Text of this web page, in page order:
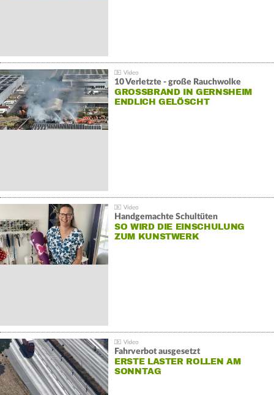
10 Verletzte - große Rauchwolke
GROSSBRAND IN GERNSHEIM E
NDLICH GELÖSCHT
Handgemachte Schultüten
SO WIRD DIE EINSCHULUNG
ZUM KUNSTWERK
Fahrverbot ausgesetzt
ERSTE LASTER ROLLEN AM
SONNTAG